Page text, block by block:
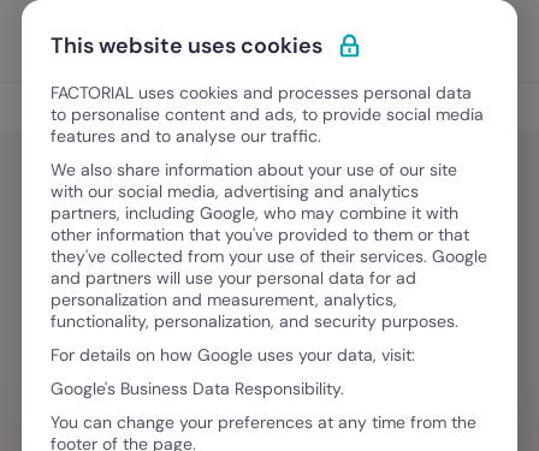
Ir para o conteúdo
Experimente Grátis
Gestão TI
Gestão TI
Gestão de dispositivos móveis
(MDM): o que é e como funciona
Junho 16, 2026·10 minutos de leitura
This website uses cookies
FACTORIAL uses cookies and processes personal data
to personalise content and ads, to provide social media
features and to analyse our traffic.
We also share information about your use of our site
with our social media, advertising and analytics
partners, including Google, who may combine it with
other information that you've provided to them or that
they've collected from your use of their services. Google
and partners will use your personal data for ad
personalization and measurement, analytics,
functionality, personalization, and security purposes.
For details on how Google uses your data, visit:
Google's Business Data Responsibility.
You can change your preferences at any time from the
footer of the page.